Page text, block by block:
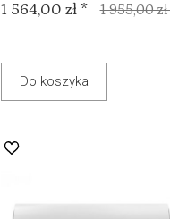
1 564,00 zł * 1 955,00
Do koszyka